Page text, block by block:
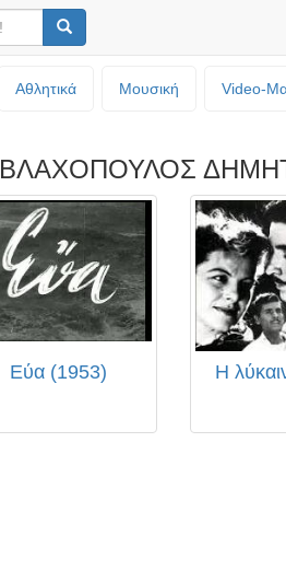
Αθλητικά Μουσική Video-
ΒΛΑΧΟΠΟΥΛΟΣ
Εύα (1953) Η